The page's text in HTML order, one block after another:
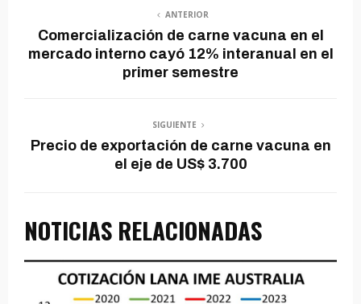
ANTERIOR
Comercialización de carne vacuna en el
mercado interno cayó 12% interanual en el
primer semestre
SIGUIENTE
Precio de exportación de carne vacuna en
el eje de US$ 3.700
NOTICIAS RELACIONADAS